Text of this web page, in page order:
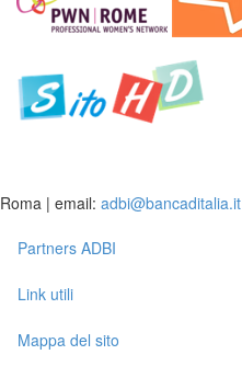
Roma | email: adbi@bancaditalia.it
Partners ADBI
Link utili
Mappa del sito